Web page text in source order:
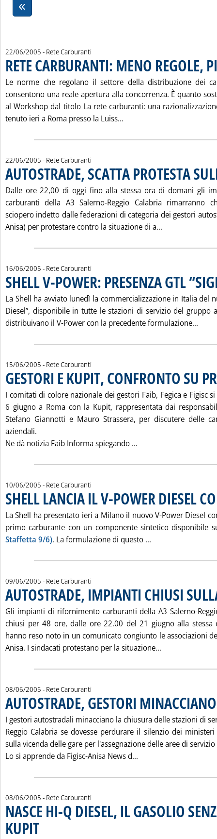
22/06/2005 - Rete Carburanti
RETE CARBURANTI: MENO REGOLE,
Le norme che regolano il settore della distribuzione dei
consentono una reale apertura alla concorrenza. È quanto
al Workshop dal titolo La rete carburanti: una
tenuto ieri a Roma presso la Luiss...
22/06/2005 - Rete Carburanti
AUTOSTRADE, SCATTA PROTESTA
Dalle ore 22,00 di oggi fino alla stessa ora di domani gli
carburanti della A3 Salerno-Reggio Calabria rimarranno
sciopero indetto dalle federazioni di categoria dei gestori
Anisa) per protestare contro la situazione di a...
16/06/2005 - Rete Carburanti
SHELL V-POWER: PRESENZA GTL
La Shell ha avviato lunedì la commercializzazione in Italia del
Diesel”, disponibile in tutte le stazioni di servizio del gruppo
distribuivano il V-Power con la precedente formulazione...
15/06/2005 - Rete Carburanti
GESTORI E KUPIT, CONFRONTO SU
I comitati di colore nazionale dei gestori Faib, Fegica e Figisc
6 giugno a Roma con la Kupit, rappresentata dai
Stefano Giannotti e Mauro Strassera, per discutere delle
aziendali.
Ne dà notizia Faib Informa spiegando ...
10/06/2005 - Rete Carburanti
SHELL LANCIA IL V-POWER DIESEL
La Shell ha presentato ieri a Milano il nuovo V-Power Diesel
primo carburante con un componente sintetico disponibile
Staffetta 9/6). La formulazione di questo ...
09/06/2005 - Rete Carburanti
AUTOSTRADE, IMPIANTI CHIUSI
Gli impianti di rifornimento carburanti della A3 Salerno-
chiusi per 48 ore, dalle ore 22.00 del 21 giugno alla stessa
hanno reso noto in un comunicato congiunto le associazioni
Anisa. I sindacati protestano per la situazione...
08/06/2005 - Rete Carburanti
AUTOSTRADE, GESTORI
I gestori autostradali minacciano la chiusura delle stazioni di
Reggio Calabria se dovesse perdurare il silenzio dei
sulla vicenda delle gare per l'assegnazione delle aree di
Lo si apprende da Figisc-Anisa News d...
08/06/2005 - Rete Carburanti
NASCE HI-Q DIESEL, IL GASOLIO
KUPIT. Pubblicata mercoledì 08 giugno 2005 alle 15.45.